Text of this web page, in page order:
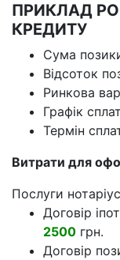
ПРИКЛАД
КРЕДИТУ
Сума
Відсоток
Ринкова
Графік
Термін
Витрати для
Послуги
Договір
2500 грн.
Договір